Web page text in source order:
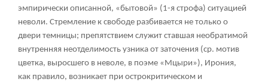
эмпирически описанной, «бытовой» (1-я строфа) ситуацией
неволи. Стремление к свободе разбивается не только о
двери темницы; препятствием служит ставшая необратимой
внутренняя неотделимость узника от заточения (ср. мотив
цветка, выросшего в неволе, в поэме «Мцыри»), Ирония,
как правило, возникает при острокритическом и